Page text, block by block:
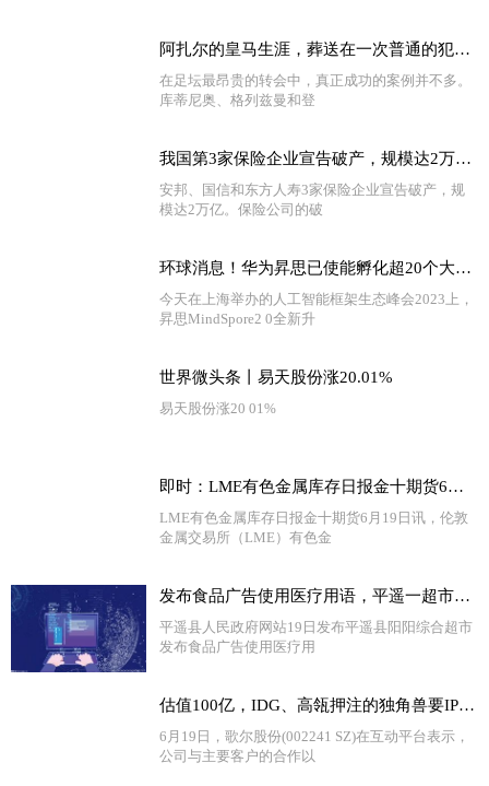
阿扎尔的皇马生涯，葬送在一次普通的犯规上
在足坛最昂贵的转会中，真正成功的案例并不多。
库蒂尼奥、格列兹曼和登
我国第3家保险企业宣告破产，规模达2万亿，我们的保单如何处理？|世界消息
安邦、国信和东方人寿3家保险企业宣告破产，规
模达2万亿。保险公司的破
环球消息！华为昇思已使能孵化超20个大模型
今天在上海举办的人工智能框架生态峰会2023上，
昇思MindSpore2 0全新升
世界微头条丨易天股份涨20.01%
易天股份涨20 01%
即时：LME有色金属库存日报金十期货6月19日讯，伦敦金属交易所（LME）有色金属库存及变化如下
LME有色金属库存日报金十期货6月19日讯，伦敦
金属交易所（LME）有色金
发布食品广告使用医疗用语，平遥一超市被罚
平遥县人民政府网站19日发布平遥县阳阳综合超市
发布食品广告使用医疗用
估值100亿，IDG、高瓴押注的独角兽要IPO了
6月19日，歌尔股份(002241 SZ)在互动平台表示，
公司与主要客户的合作以